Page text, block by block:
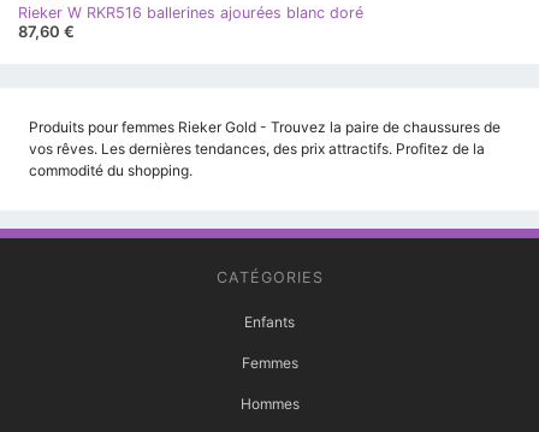
Rieker W RKR516 ballerines ajourées blanc doré
87,60 €
Produits pour femmes Rieker Gold - Trouvez la paire de chaussures de
vos rêves. Les dernières tendances, des prix attractifs. Profitez de la
commodité du shopping.
CATÉGORIES
Enfants
Femmes
Hommes